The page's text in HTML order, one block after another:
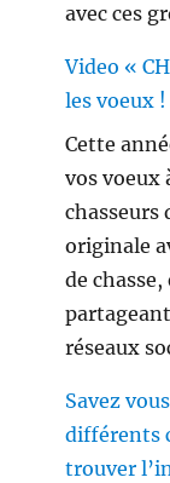
avec ces
Video «
les voeux !
Cette
vos voeux
chasseurs
originale
de chasse,
réseaux
Savez
différents
trouver